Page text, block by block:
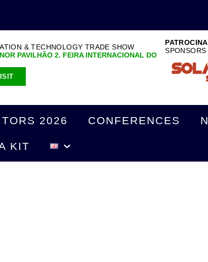
& TECHNOLOGY TRADE SHOW
PAVILHÃO 2. FEIRA INTERNACIONAL DO
SPONSORS
2026 CONFERENCES
KIT